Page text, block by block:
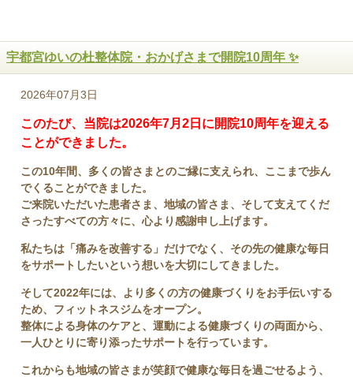
宇都宮ゆいの杜整体院・おかげさまで開院10周年 ✨
2026年07月3日
このたび、当院は2026年7月2日に開院10周年を迎える
ことができました。
この10年間、多くの皆さまとのご縁に支えられ、ここまで歩ん
でくることができました。
ご来院いただいた患者さま、地域の皆さま、そして支えてくだ
さったすべての方々に、心より感謝申し上げます。
私たちは「痛みを改善する」だけでなく、その先の健康な毎日
をサポートしたいという想いを大切にしてきました。
そして2022年には、より多くの方の健康づくりをお手伝いする
ため、フィットネスジムをオープン。
整体による身体のケアと、運動による健康づくりの両面から、
一人ひとりに寄り添ったサポートを行っています。
これからも地域の皆さまが笑顔で健康な毎日を過ごせるよう、